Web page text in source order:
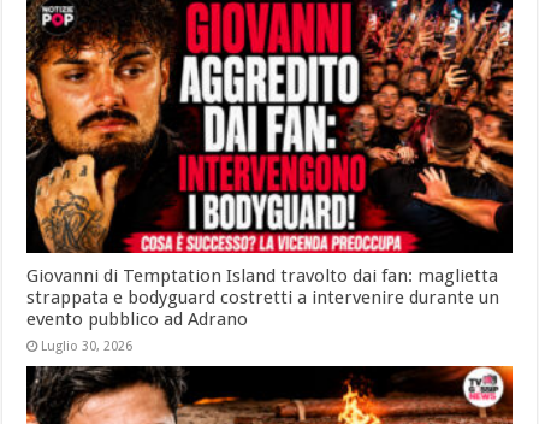
Giovanni di Temptation Island travolto dai fan: maglietta
strappata e bodyguard costretti a intervenire durante un
evento pubblico ad Adrano
Luglio 30, 2026